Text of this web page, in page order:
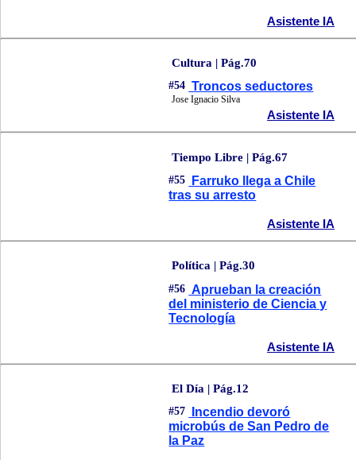
Asistente IA
Cultura | Pág.70
#54 Troncos seductores
Jose Ignacio Silva
Asistente IA
Tiempo Libre | Pág.67
#55
Farruko llega a Chile
tras su arresto
Asistente IA
Política | Pág.30
#56 Aprueban la creación
del ministerio de Ciencia y
Tecnología
Asistente IA
El Día | Pág.12
#57
Incendio devoró
microbús de San Pedro de
la Paz